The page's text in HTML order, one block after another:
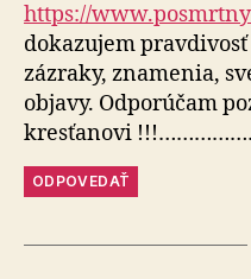
https://
dokazujem
zázraky, znamenia,
objavy. Odporúčam
kresťanovi
ODPOVEDAŤ